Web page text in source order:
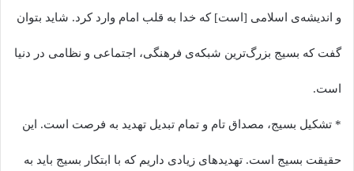
و اندیشه‌ی اسلامی [است] که خدا به قلب امام وارد کرد. شاید بتوان
گفت که بسیج بزرگ‌ترین شبکه‌ی فرهنگی، اجتماعی و نظامی در دنیا
است.
* تشکیل بسیج، مصداق تام و تمام تبدیل تهدید به فرصت است. این
حقیقت بسیج است. تهدیدهای زیادی داریم که با ابتکار بسیج باید به